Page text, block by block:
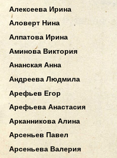
Алексеева Ирина
Аловерт Нина
Алпатова Ирина
Аминова Виктория
Ананская Анна
Андреева Людмила
Арефьев Егор
Арефьева Анастасия
Арканникова Алина
Арсеньев Павел
Арсеньева Валерия